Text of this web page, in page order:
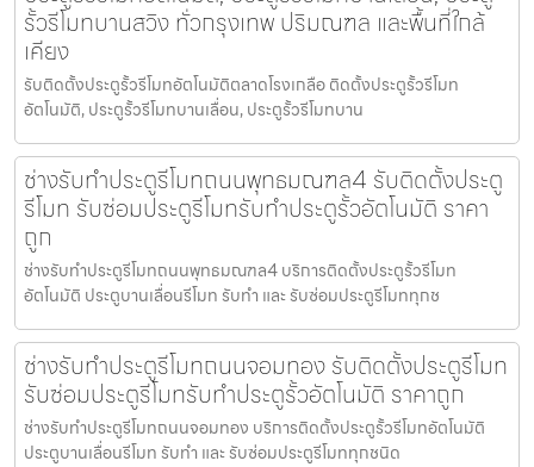
รั้วรีโมทบานสวิง ทั่วกรุงเทพ ปริมณฑล และพื้นที่ใกล้
เคียง
รับติดตั้งประตูรั้วรีโมทอัตโนมัติตลาดโรงเกลือ ติดตั้งประตูรั้วรีโมท
อัตโนมัติ, ประตูรั้วรีโมทบานเลื่อน, ประตูรั้วรีโมทบาน
ช่างรับทำประตูรีโมทถนนพุทธมณฑล4 รับติดตั้งประตู
รีโมท รับซ่อมประตูรีโมทรับทำประตูรั้วอัตโนมัติ ราคา
ถูก
ช่างรับทำประตูรีโมทถนนพุทธมณฑล4 บริการติดตั้งประตูรั้วรีโมท
อัตโนมัติ ประตูบานเลื่อนรีโมท รับทำ และ รับซ่อมประตูรีโมททุกช
ช่างรับทำประตูรีโมทถนนจอมทอง รับติดตั้งประตูรีโมท
รับซ่อมประตูรีโมทรับทำประตูรั้วอัตโนมัติ ราคาถูก
ช่างรับทำประตูรีโมทถนนจอมทอง บริการติดตั้งประตูรั้วรีโมทอัตโนมัติ
ประตูบานเลื่อนรีโมท รับทำ และ รับซ่อมประตูรีโมททุกชนิด